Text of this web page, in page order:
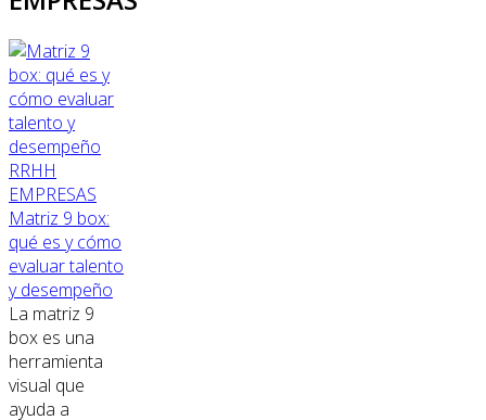
RRHH
EMPRESAS
Matriz 9 box:
qué es y cómo
evaluar talento
y desempeño
La matriz 9
box es una
herramienta
visual que
ayuda a